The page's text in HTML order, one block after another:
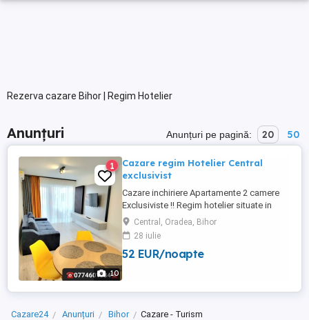
Rezerva cazare Bihor | Regim Hotelier
Anunțuri Anunțuri pe pagină: 20 50
10
1
Cazare regim Hotelier Central
exclusivist
Cazare inchiriere Apartamente 2 camere
Exclusiviste !! Regim hotelier situate in
CENTRUL orașului Oradea . Prima
Premium Residence Strada Sucevei ,
Tudor Vladimirescu , si Luceafărul
Rezidențial! Apartamentele NOI dispun de
Central, Oradea, Bihor
28 iulie
52 EUR/noapte
Cazare24 Anunțuri Bihor Cazare - Turism